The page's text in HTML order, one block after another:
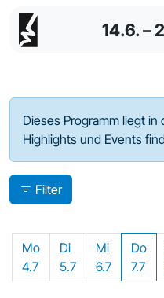
14.6. –
Programm -
Dieses Programm liegt
Highlights und Events
Filter
Mo
4.7
Di
5.7
Mi
6.7
Do
7.7